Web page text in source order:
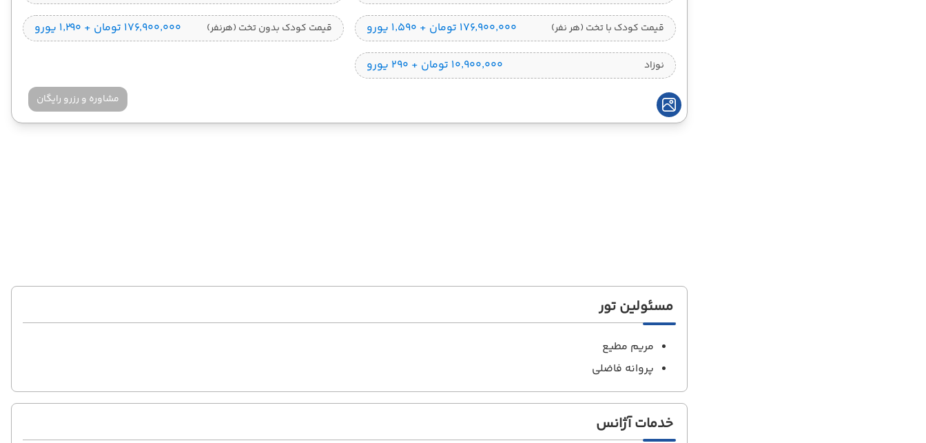
قیمت کودک با تخت (هر نفر) ۱۷۶٬۹۰۰٬۰۰۰ تومان + ۱٬۵۹۰ یورو قیمت کودک بدون تخت (هرنفر) ۱۷۶٬۹۰۰٬۰۰۰ تومان + ۱٬۲۹۰ یورو
نوزاد ۱۰٬۹۰۰٬۰۰۰ تومان + ۲۹۰ یورو
مشاوره و رزرو رایگان
مسئولین تور
مریم مطیع
پروانه فاضلی
خدمات آژانس